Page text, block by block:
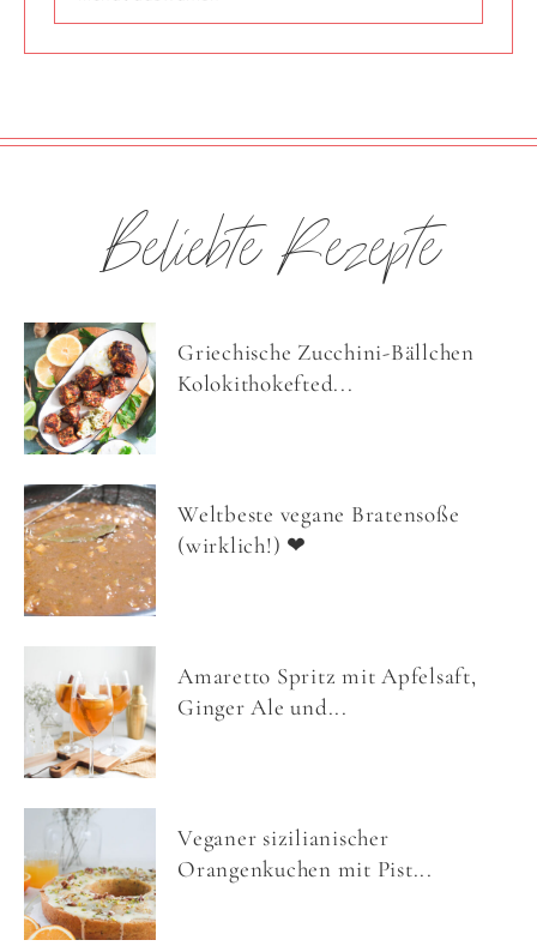
Beliebte Rezepte
Griechische Zucchini-Bällchen
Kolokithokefted...
Weltbeste vegane Bratensoße
(wirklich!) ❤
Amaretto Spritz mit Apfelsaft,
Ginger Ale und...
Veganer sizilianischer
Orangenkuchen mit Pist...